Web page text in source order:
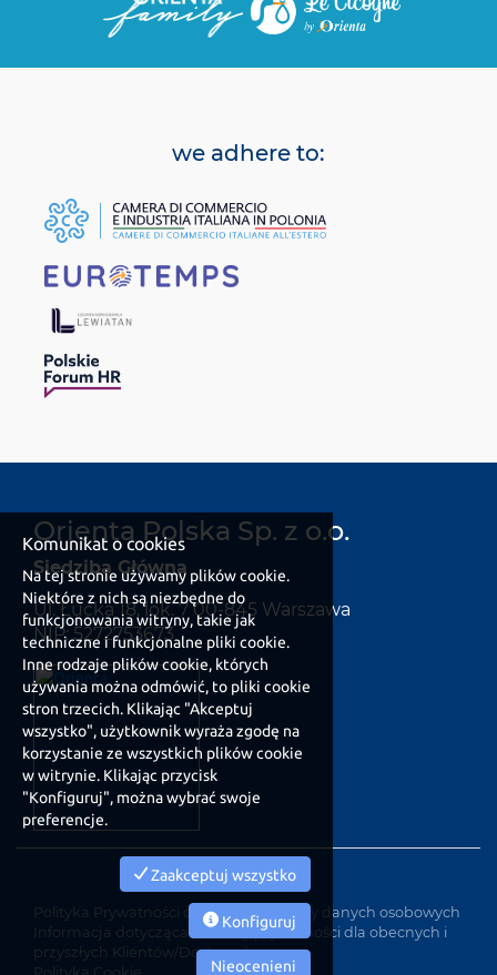
we adhere to:
Orienta Polska Sp. z o.o.
Siedziba Główna
Ul. Łucka 18, lok. 7 00-845 Warszawa
NIP: 5272753673
Polityka Prywatności dotycząca ochrony danych osobowych
Informacja dotycząca ochrony prywatności dla obecnych i
przyszłych Klientów/Dostawców
Komunikat o cookies
Na tej stronie używamy plików cookie.
Niektóre z nich są niezbędne do
funkcjonowania witryny, takie jak
techniczne i funkcjonalne pliki cookie.
Inne rodzaje plików cookie, których
używania można odmówić, to pliki cookie
stron trzecich. Klikając "Akceptuj
wszystko", użytkownik wyraża zgodę na
korzystanie ze wszystkich plików cookie
w witrynie. Klikając przycisk
"Konfiguruj", można wybrać swoje
preferencje.
Zaakceptuj wszystko
Konfiguruj
Nieocenieni